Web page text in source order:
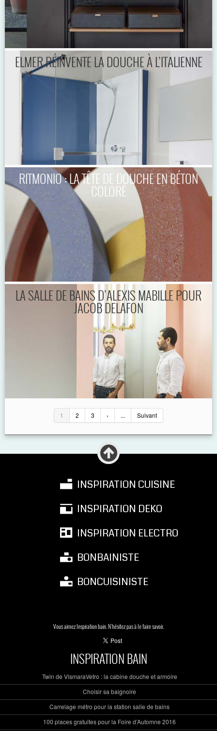
ELMER RÉINVENTE LA DOUCHE À L’ITALIENNE
RITMONIO : LA TÊTE DE DOUCHE EN BÉTON
COLORÉ
LA SALLE DE BAINS D’ALEXIS MABILLE POUR
JACOB DELAFON
1 2 3 › ... Suivant
INSPIRATION CUISINE
INSPIRATION DEKO
INSPIRATION ELECTRO
BONBAINISTE
BONCUISINISTE
Vous aimez Inspiration bain. N'hésitez pas à le faire savoir.
INSPIRATION BAIN
Twin de VismaraVetro : la cabine douche et armoire
Choisir sa baignoire
Carrelage métro pour la station salle de bains
100 places gratuites pour la Foire d’Automne 2016